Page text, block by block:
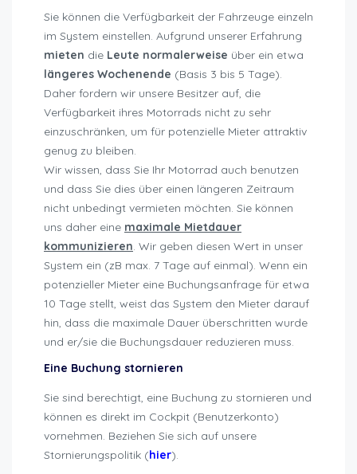
Sie können die Verfügbarkeit der Fahrzeuge einzeln
im System einstellen. Aufgrund unserer Erfahrung
mieten die Leute normalerweise über ein etwa
längeres Wochenende (Basis 3 bis 5 Tage).
Daher fordern wir unsere Besitzer auf, die
Verfügbarkeit ihres Motorrads nicht zu sehr
einzuschränken, um für potenzielle Mieter attraktiv
genug zu bleiben.
Wir wissen, dass Sie Ihr Motorrad auch benutzen
und dass Sie dies über einen längeren Zeitraum
nicht unbedingt vermieten möchten. Sie können
uns daher eine maximale Mietdauer
kommunizieren. Wir geben diesen Wert in unser
System ein (zB max. 7 Tage auf einmal). Wenn ein
potenzieller Mieter eine Buchungsanfrage für etwa
10 Tage stellt, weist das System den Mieter darauf
hin, dass die maximale Dauer überschritten wurde
und er/sie die Buchungsdauer reduzieren muss.
Eine Buchung stornieren
Sie sind berechtigt, eine Buchung zu stornieren und
können es direkt im Cockpit (Benutzerkonto)
vornehmen. Beziehen Sie sich auf unsere
Stornierungspolitik (hier).